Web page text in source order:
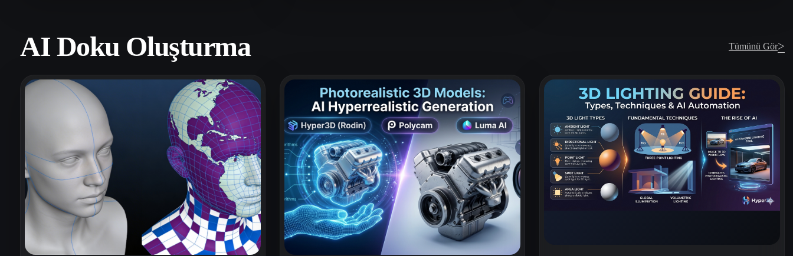
AI Doku Oluşturma Tümünü Gör>